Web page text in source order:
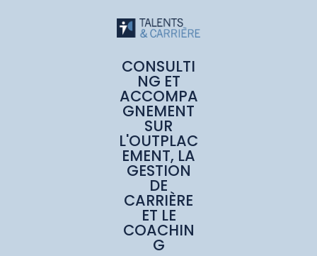
CONSULTI
NG ET
ACCOMPA
GNEMENT
SUR
L'OUTPLAC
EMENT, LA
GESTION
DE
CARRIÈRE
ET LE
COACHIN
G